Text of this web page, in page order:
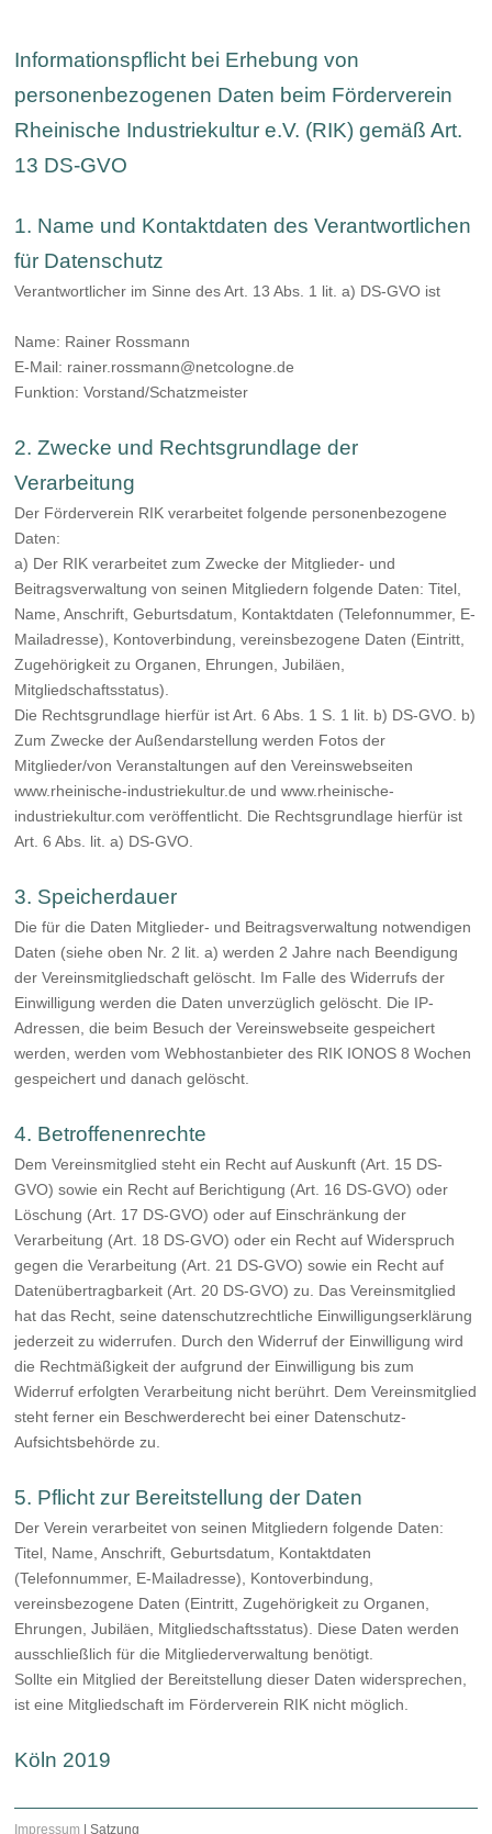
Informationspflicht bei Erhebung von
personenbezogenen Daten beim Förderverein
Rheinische Industriekultur e.V. (RIK) gemäß Art.
13 DS-GVO
1. Name und Kontaktdaten des Verantwortlichen
für Datenschutz
Verantwortlicher im Sinne des Art. 13 Abs. 1 lit. a) DS-GVO ist
Name: Rainer Rossmann
E-Mail: rainer.rossmann@netcologne.de
Funktion: Vorstand/Schatzmeister
2. Zwecke und Rechtsgrundlage der
Verarbeitung
Der Förderverein RIK verarbeitet folgende personenbezogene
Daten:
a) Der RIK verarbeitet zum Zwecke der Mitglieder- und
Beitragsverwaltung von seinen Mitgliedern folgende Daten: Titel,
Name, Anschrift, Geburtsdatum, Kontaktdaten (Telefonnummer, E-
Mailadresse), Kontoverbindung, vereinsbezogene Daten (Eintritt,
Zugehörigkeit zu Organen, Ehrungen, Jubiläen,
Mitgliedschaftsstatus).
Die Rechtsgrundlage hierfür ist Art. 6 Abs. 1 S. 1 lit. b) DS-GVO. b)
Zum Zwecke der Außendarstellung werden Fotos der
Mitglieder/von Veranstaltungen auf den Vereinswebseiten
www.rheinische-industriekultur.de und www.rheinische-
industriekultur.com veröffentlicht. Die Rechtsgrundlage hierfür ist
Art. 6 Abs. lit. a) DS-GVO.
3. Speicherdauer
Die für die Daten Mitglieder- und Beitragsverwaltung notwendigen
Daten (siehe oben Nr. 2 lit. a) werden 2 Jahre nach Beendigung
der Vereinsmitgliedschaft gelöscht. Im Falle des Widerrufs der
Einwilligung werden die Daten unverzüglich gelöscht. Die IP-
Adressen, die beim Besuch der Vereinswebseite gespeichert
werden, werden vom Webhostanbieter des RIK IONOS 8 Wochen
gespeichert und danach gelöscht.
4. Betroffenenrechte
Dem Vereinsmitglied steht ein Recht auf Auskunft (Art. 15 DS-
GVO) sowie ein Recht auf Berichtigung (Art. 16 DS-GVO) oder
Löschung (Art. 17 DS-GVO) oder auf Einschränkung der
Verarbeitung (Art. 18 DS-GVO) oder ein Recht auf Widerspruch
gegen die Verarbeitung (Art. 21 DS-GVO) sowie ein Recht auf
Datenübertragbarkeit (Art. 20 DS-GVO) zu. Das Vereinsmitglied
hat das Recht, seine datenschutzrechtliche Einwilligungserklärung
jederzeit zu widerrufen. Durch den Widerruf der Einwilligung wird
die Rechtmäßigkeit der aufgrund der Einwilligung bis zum
Widerruf erfolgten Verarbeitung nicht berührt. Dem Vereinsmitglied
steht ferner ein Beschwerderecht bei einer Datenschutz-
Aufsichtsbehörde zu.
5. Pflicht zur Bereitstellung der Daten
Der Verein verarbeitet von seinen Mitgliedern folgende Daten:
Titel, Name, Anschrift, Geburtsdatum, Kontaktdaten
(Telefonnummer, E-Mailadresse), Kontoverbindung,
vereinsbezogene Daten (Eintritt, Zugehörigkeit zu Organen,
Ehrungen, Jubiläen, Mitgliedschaftsstatus). Diese Daten werden
ausschließlich für die Mitgliederverwaltung benötigt.
Sollte ein Mitglied der Bereitstellung dieser Daten widersprechen,
ist eine Mitgliedschaft im Förderverein RIK nicht möglich.
Köln 2019
Impressum |Satzung